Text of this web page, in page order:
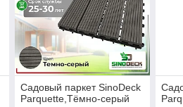
Садовый паркет SinoDeck
Parquette,Тёмно-серый